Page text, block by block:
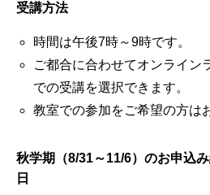
受講方法
時間は午後7時～9時です。
ご都合に合わせてオンライン
での受講を選択できます。
教室での参加をご希望の方は
秋学期（8/31～11/6）のお申込
日